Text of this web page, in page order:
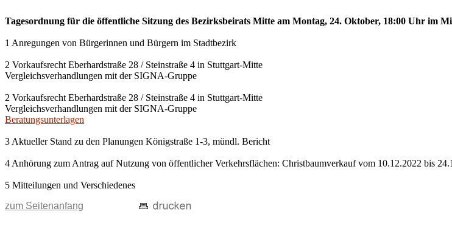
Tagesordnung für die öffentliche Sitzung des Bezirksbeirats Mitte am Montag, 24. Oktober, 18:00 Uhr im
1 Anregungen von Bürgerinnen und Bürgern im Stadtbezirk
2 Vorkaufsrecht Eberhardstraße 28 / Steinstraße 4 in Stuttgart-Mitte
Vergleichsverhandlungen mit der SIGNA-Gruppe
2 Vorkaufsrecht Eberhardstraße 28 / Steinstraße 4 in Stuttgart-Mitte
Vergleichsverhandlungen mit der SIGNA-Gruppe
Beratungsunterlagen
3 Aktueller Stand zu den Planungen Königstraße 1-3, mündl. Bericht
4 Anhörung zum Antrag auf Nutzung von öffentlicher Verkehrsflächen: Christbaumverkauf vom 10.12.2022 bis
5 Mitteilungen und Verschiedenes
zum Seitenanfang